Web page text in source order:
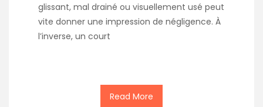
glissant, mal drainé ou visuellement usé peut
vite donner une impression de négligence. À
l’inverse, un court
Read More